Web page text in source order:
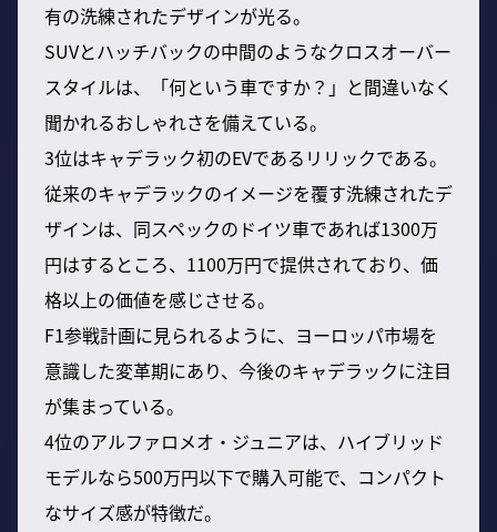
有の洗練されたデザインが光る。
SUVとハッチバックの中間のようなクロスオーバー
スタイルは、「何という車ですか？」と間違いなく
聞かれるおしゃれさを備えている。
3位はキャデラック初のEVであるリリックである。
従来のキャデラックのイメージを覆す洗練されたデ
ザインは、同スペックのドイツ車であれば1300万
円はするところ、1100万円で提供されており、価
格以上の価値を感じさせる。
F1参戦計画に見られるように、ヨーロッパ市場を
意識した変革期にあり、今後のキャデラックに注目
が集まっている。
4位のアルファロメオ・ジュニアは、ハイブリッド
モデルなら500万円以下で購入可能で、コンパクト
なサイズ感が特徴だ。